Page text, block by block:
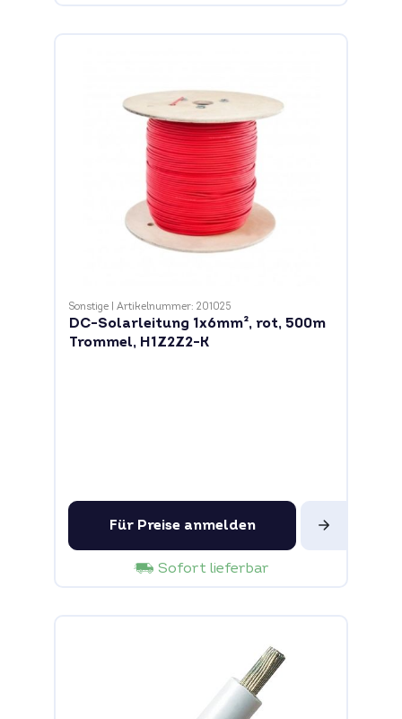
Sonstige Artikelnummer: 201025
DC-Solarleitung 1x6mm², rot, 500m
Trommel, H1Z2Z2-K
Für Preise anmelden
Sofort lieferbar